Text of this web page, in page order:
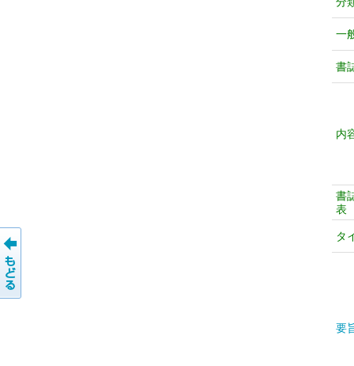
一
書
内
書
表
タ
要